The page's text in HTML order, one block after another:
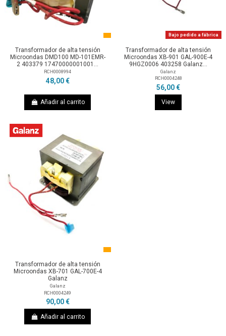
Transformador de alta tensión
Microondas DMD100 MD-101EMR-
2 403379 17470000001001...
RCH0008994
48,00 €
Añadir al carrito
Bajo pedido a fábrica
Transformador de alta tensión
Microondas XB-901 GAL-900E-4
9HGZ0006 403258 Galanz...
Galanz
RCH0004248
56,00 €
View
Transformador de alta tensión
Microondas XB-701 GAL-700E-4
Galanz
Galanz
RCH0004249
90,00 €
Añadir al carrito